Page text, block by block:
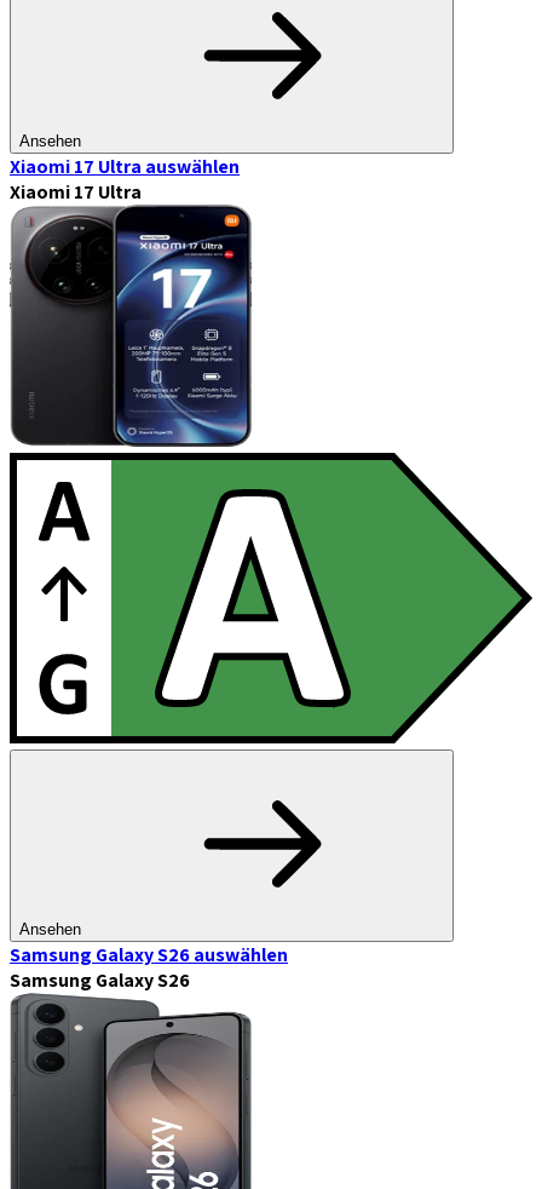
Ansehen
Xiaomi 17 Ultra auswählen
Xiaomi 17 Ultra
Ansehen
Samsung Galaxy S26auswählen
Samsung Galaxy S26